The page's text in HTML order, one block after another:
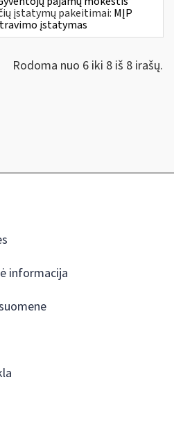
įstatymų pakeitimai: MĮP
įstatymas
Rodoma nuo 6 iki 8 iš 8 irašų.
informacija